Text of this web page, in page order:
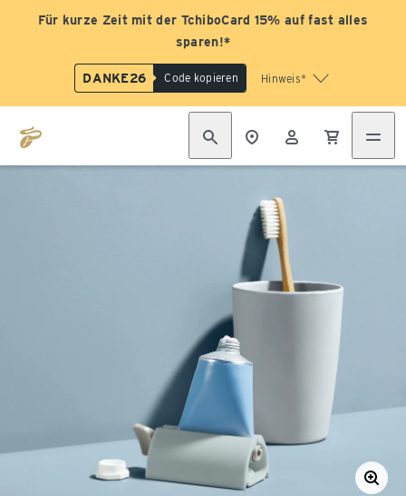
Für kurze Zeit mit der TchiboCard 15% auf fast alles
sparen!*
DANKE26 Code kopieren Hinweis*